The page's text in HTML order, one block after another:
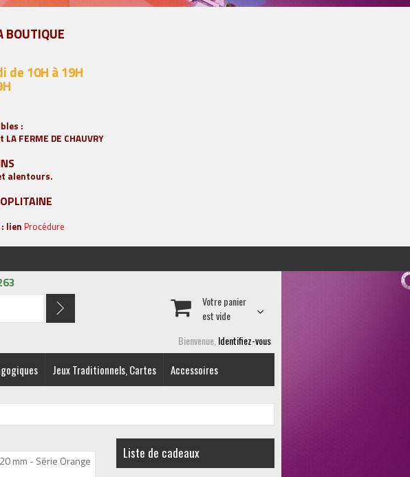
BOUTIQUE
de 10H à 19H
:
LA FERME DE CHAUVRY
alentours.
lienProcédure
Bienvenue, Identifiez-vous
Votre panier
est vide
Jeux Traditionnels, Cartes Accessoires
mm - Série Orange Liste de cadeaux